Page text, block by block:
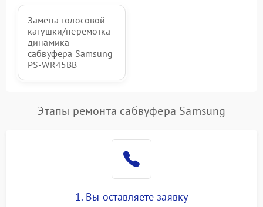
Замена голосовой
катушки/перемотка
динамика
сабвуфера Samsung
PS-WR45BB
Этапы ремонта сабвуфера Samsung
1. Вы оставляете заявку